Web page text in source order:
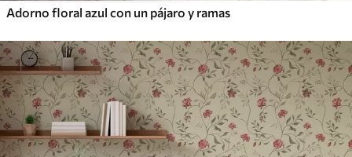
Adorno floral azul con un pájaro y ramas